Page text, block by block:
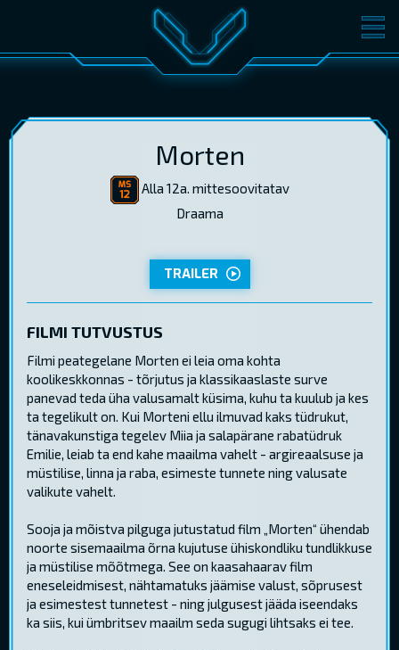
FILMID PILETID
KINKEKAARDID
Morten
Alla 12a. mittesoovitatav
Draama
TRAILER
FILMI TUTVUSTUS
Filmi peategelane Morten ei leia oma kohta
koolikeskkonnas - tõrjutus ja klassikaaslaste surve
panevad teda üha valusamalt küsima, kuhu ta kuulub ja kes
ta tegelikult on. Kui Morteni ellu ilmuvad kaks tüdrukut,
tänavakunstiga tegelev Miia ja salapärane rabatüdruk
Emilie, leiab ta end kahe maailma vahelt - argireaalsuse ja
müstilise, linna ja raba, esimeste tunnete ning valusate
valikute vahelt.
Sooja ja mõistva pilguga jutustatud film „Morten“ ühendab
noorte sisemaailma õrna kujutuse ühiskondliku tundlikkuse
ja müstilise mõõtmega. See on kaasahaarav film
eneseleidmisest, nähtamatuks jäämise valust, sõprusest
ja esimestest tunnetest - ning julgusest jääda iseendaks
ka siis, kui ümbritsev maailm seda sugugi lihtsaks ei tee.